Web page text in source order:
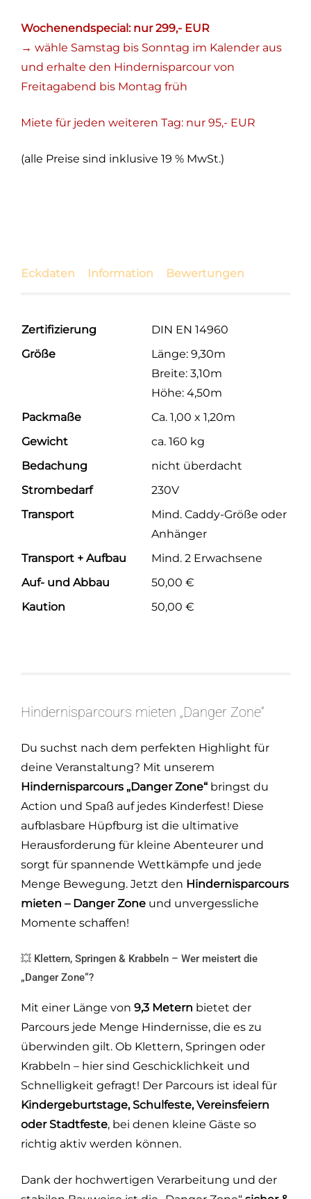
Wochenendspecial: nur 299,- EUR
→ wähle Samstag bis Sonntag im Kalender aus
und erhalte den Hindernisparcour von
Freitagabend bis Montag früh
Miete für jeden weiteren Tag: nur 95,- EUR
(alle Preise sind inklusive 19 % MwSt.)
Eckdaten Information Bewertungen
Zertifizierung
DIN EN 14960
Größe
Länge: 9,30m
Breite: 3,10m
Höhe: 4,50m
Packmaße
Ca. 1,00 x 1,20m
Gewicht
ca. 160 kg
Bedachung
nicht überdacht
Strombedarf
230V
Transport
Mind. Caddy-Größe oder
Anhänger
Transport + Aufbau
Mind. 2 Erwachsene
Auf- und Abbau
50,00 €
Kaution
50,00 €
Hindernisparcours mieten „Danger Zone“
Du suchst nach dem perfekten Highlight für
deine Veranstaltung? Mit unserem
Hindernisparcours „Danger Zone“ bringst du
Action und Spaß auf jedes Kinderfest! Diese
aufblasbare Hüpfburg ist die ultimative
Herausforderung für kleine Abenteurer und
sorgt für spannende Wettkämpfe und jede
Menge Bewegung. Jetzt den Hindernisparcours
mieten – Danger Zone und unvergessliche
Momente schaffen!
💥 Klettern, Springen & Krabbeln – Wer meistert die
„Danger Zone“?
Mit einer Länge von 9,3 Metern bietet der
Parcours jede Menge Hindernisse, die es zu
überwinden gilt. Ob Klettern, Springen oder
Krabbeln – hier sind Geschicklichkeit und
Schnelligkeit gefragt! Der Parcours ist ideal für
Kindergeburtstage, Schulfeste, Vereinsfeiern
oder Stadtfeste, bei denen kleine Gäste so
richtig aktiv werden können.
Dank der hochwertigen Verarbeitung und der